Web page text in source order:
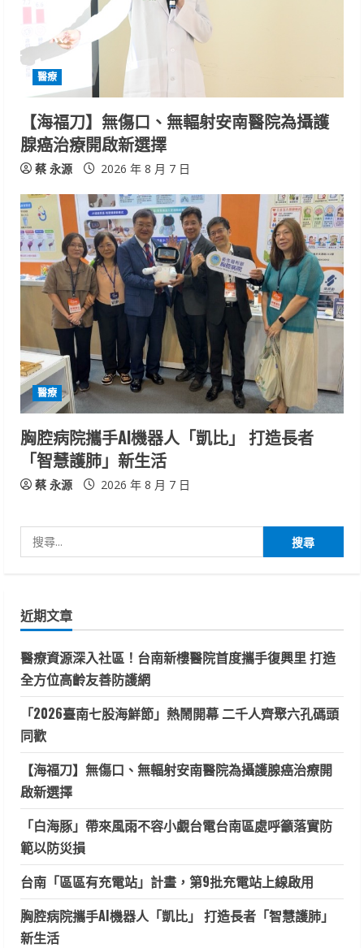
醫療
【海福刀】無傷口、無輻射安南醫院為攝護
腺癌治療開啟新選擇
蔡 永源 2026 年 8 月 7 日
醫療
胸腔病院攜手AI機器人「凱比」 打造長者
「智慧護肺」新生活
蔡 永源 2026 年 8 月 7 日
尋
字:
近期文章
醫療資源深入社區！台南新樓醫院首度攜手復興里 打造
全方位高齡友善防護網
「2026臺南七股海鮮節」熱鬧開幕 二千人齊聚六孔碼頭
同歡
【海福刀】無傷口、無輻射安南醫院為攝護腺癌治療開
啟新選擇
「白海豚」帶來風雨不容小覷台電台南區處呼籲落實防
範以防災損
台南「區區有充電站」計畫，第9批充電站上線啟用
胸腔病院攜手AI機器人「凱比」 打造長者「智慧護肺」
新生活